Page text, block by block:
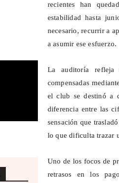
recientes han
estabilidad hasta
necesario, recurrir a
a asumir ese esfuerzo.
La auditoría refleja
compensadas
el club se destinó a
diferencia entre las
sensación que
lo que dificulta trazar
Uno de los focos de
retrasos en los